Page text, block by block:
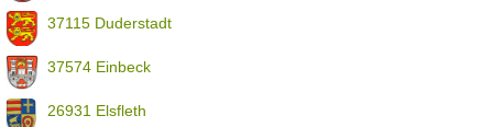
37115 Duderstadt
37574 Einbeck
26931 Elsfleth